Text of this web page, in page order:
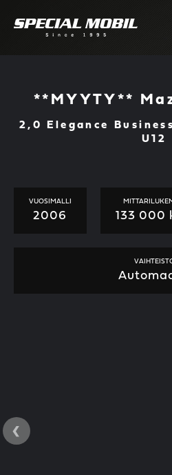
**MYYTY**
2,0 Elegance
U12
VUOSIMALLI
2006 133 000
‹